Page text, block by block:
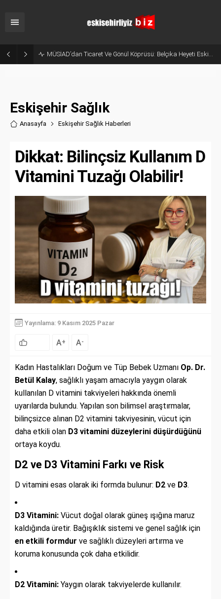
Korkudan Animasyona Beyaz Perdede Bu Hafta: 6 Yeni Film Vizyona Giriyor
Eskişehir Sağlık
Anasayfa Eskişehir Sağlık Haberleri
Dikkat: Bilinçsiz Kullanım D
Vitamini Tuzağı Olabilir!
Yayınlama: 9 Kasım 2025 Pazar
A+ A-
Kadın Hastalıkları Doğum ve Tüp Bebek Uzmanı Op. Dr.
Betül Kalay, sağlıklı yaşam amacıyla yaygın olarak
kullanılan D vitamini takviyeleri hakkında önemli
uyarılarda bulundu. Yapılan son bilimsel araştırmalar,
bilinçsizce alınan D2 vitamini takviyesinin, vücut için
daha etkili olan D3 vitamini düzeylerini düşürdüğünü
ortaya koydu.
D2 ve D3 Vitamini Farkı ve Risk
D vitamini esas olarak iki formda bulunur: D2 ve D3.
D3 Vitamini: Vücut doğal olarak güneş ışığına maruz
kaldığında üretir. Bağışıklık sistemi ve genel sağlık için
en etkili formdur ve sağlıklı düzeyleri artırma ve
koruma konusunda çok daha etkilidir.
D2 Vitamini: Yaygın olarak takviyelerde kullanılır.